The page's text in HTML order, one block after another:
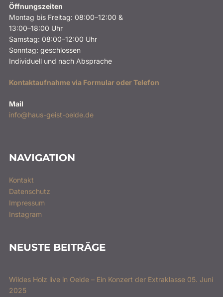
Öffnungszeiten
Montag bis Freitag: 08:00–12:00 &
13:00–18:00 Uhr
Samstag: 08:00–12:00 Uhr
Sonntag: geschlossen
Individuell und nach Absprache
Kontaktaufnahme via Formular oder Telefon
Mail
info@haus-geist-oelde.de
NAVIGATION
Kontakt
Datenschutz
Impressum
Instagram
NEUSTE BEITRÄGE
Wildes Holz live in Oelde – Ein Konzert der Extraklasse 05. Juni
2025